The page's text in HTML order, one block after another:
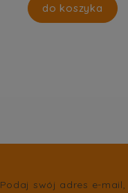
do koszyka
Podaj swój adres e-